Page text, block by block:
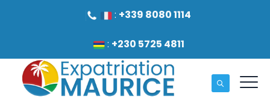
: +339 8080 1114
: +230 5725 4811